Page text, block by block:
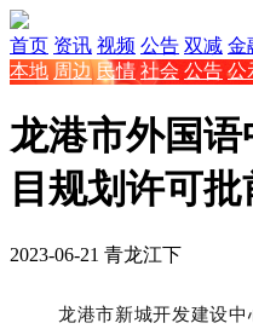
首页 资讯 视频 公告 双减 金
本地 周边 民情 社会 公告 公
龙港市外国
目规划许可
2023-06-21 青龙江下
龙港市新城开发建设